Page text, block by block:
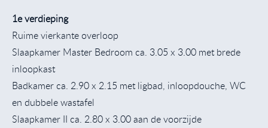
1e verdieping
Ruime vierkante overloop
Slaapkamer Master Bedroom ca. 3.05 x 3.00 met brede
inloopkast
Badkamer ca. 2.90 x 2.15 met ligbad, inloopdouche, WC
en dubbele wastafel
Slaapkamer II ca. 2.80 x 3.00 aan de voorzijde